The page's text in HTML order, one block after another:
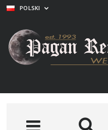
POLSKI